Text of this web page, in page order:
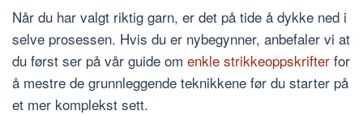
Når du har valgt riktig garn, er det på tide å dykke ned i
selve prosessen. Hvis du er nybegynner, anbefaler vi at
du først ser på vår guide om enkle strikkeoppskrifter for
å mestre de grunnleggende teknikkene før du starter på
et mer komplekst sett.